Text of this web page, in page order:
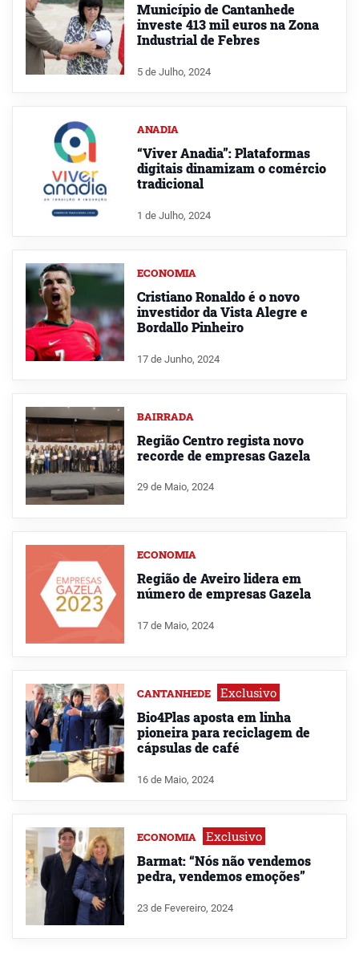
Município de Cantanhede
investe 413 mil euros na Zona
Industrial de Febres
5 de Julho, 2024
ANADIA
“Viver Anadia”: Plataformas
digitais dinamizam o comércio
tradicional
1 de Julho, 2024
ECONOMIA
Cristiano Ronaldo é o novo
investidor da Vista Alegre e
Bordallo Pinheiro
17 de Junho, 2024
BAIRRADA
Região Centro regista novo
recorde de empresas Gazela
29 de Maio, 2024
ECONOMIA
Região de Aveiro lidera em
número de empresas Gazela
17 de Maio, 2024
CANTANHEDE Exclusivo
Bio4Plas aposta em linha
pioneira para reciclagem de
cápsulas de café
16 de Maio, 2024
ECONOMIA Exclusivo
Barmat: “Nós não vendemos
pedra, vendemos emoções”
23 de Fevereiro, 2024